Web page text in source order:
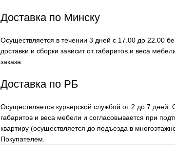
Доставка по Минску
Осуществляется в течении 3 дней с 17.00 до 22.00
доставки и сборки зависит от габаритов и веса
заказа.
Доставка по РБ
Осуществляется курьерской службой от 2 до 7 дней.
габаритов и веса мебели и согласовывается при
квартиру (осуществляется до подъезда в
Покупателем.